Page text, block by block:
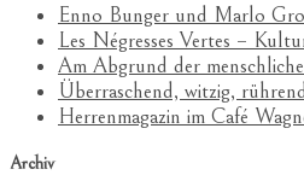
Enno Bunger und Marlo
Les Négresses Vertes –
Am Abgrund der
Überraschend, witzig,
Herrenmagazin im Café
Archiv